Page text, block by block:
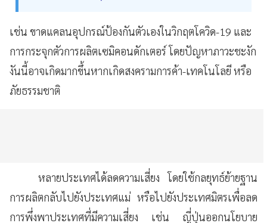
เช่น ขาดแคลนอุปกรณ์ป้องกันตัวเองในวิกฤตโควิด-19 และ
การกระจุกตัวการผลิตเซมิคอนดักเตอร์ โดยปัญหาภาวะชะงัก
งันนี้อาจเกิดมากขึ้นหากเกิดสงครามการค้า-เทคโนโลยี หรือ
ภัยธรรมชาติ
หลายประเทศได้ลดความเสี่ยง โดยใช้กลยุทธ์ย้ายฐาน
การผลิตกลับไปยังประเทศแม่ หรือไปยังประเทศมิตรเพื่อลด
การพึ่งพาประเทศที่มีความเสี่ยง เช่น ญี่ปุ่นออกนโยบาย